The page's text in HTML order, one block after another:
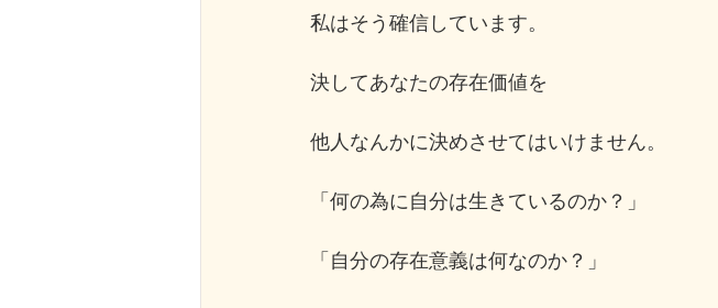
私はそう確信しています。
決してあなたの存在価値を
他人なんかに決めさせてはいけません。
「何の為に自分は生きているのか？」
「自分の存在意義は何なのか？」